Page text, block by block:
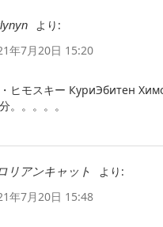
より:
年7月20日 15:20
ヒモスキー КуриЭбитен
。。。。。
リアンキャット
より:
年7月20日 15:48